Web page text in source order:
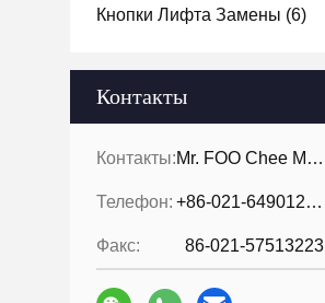
Кнопки Лифта Замены (6)
Контакты
Контакты: Mr. FOO Chee Meng
Телефон: +86-021-64901255-802
Факс: 86-021-57513223